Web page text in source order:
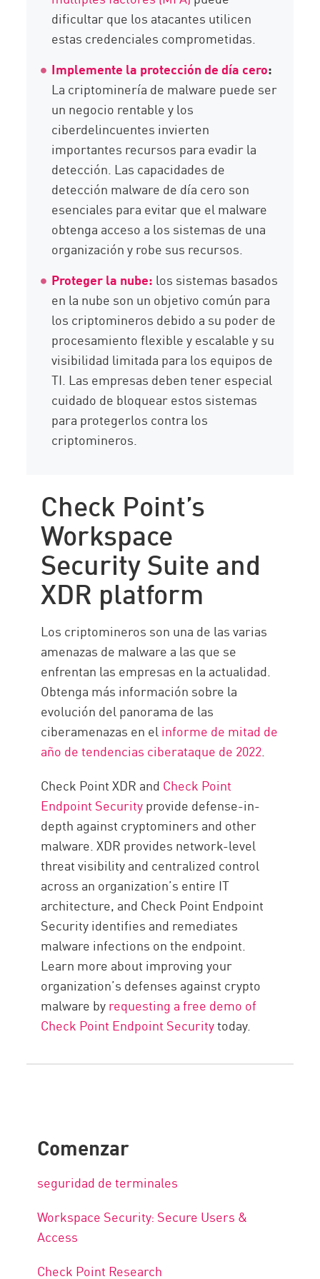
dificultar que los atacantes utilicen
estas credenciales comprometidas.
Implemente la protección de día cero:
La criptominería de malware puede ser
un negocio rentable y los
ciberdelincuentes invierten
importantes recursos para evadir la
detección. Las capacidades de
detección malware de día cero son
esenciales para evitar que el malware
obtenga acceso a los sistemas de una
organización y robe sus recursos.
Proteger la nube: los sistemas basados
en la nube son un objetivo común para
los criptomineros debido a su poder de
procesamiento flexible y escalable y su
visibilidad limitada para los equipos de
TI. Las empresas deben tener especial
cuidado de bloquear estos sistemas
para protegerlos contra los
criptomineros.
Check Point’s
Workspace
Security Suite and
XDR platform
Los criptomineros son una de las varias
amenazas de malware a las que se
enfrentan las empresas en la actualidad.
Obtenga más información sobre la
evolución del panorama de las
ciberamenazas en elinforme de mitad de
año de tendencias ciberataque de 2022.
Check Point XDR and Check Point
Endpoint Securityprovide defense-in-
depth against cryptominers and other
malware. XDR provides network-level
threat visibility and centralized control
across an organization’s entire IT
architecture, and Check Point Endpoint
Security identifies and remediates
malware infections on the endpoint.
Learn more about improving your
organization’s defenses against crypto
malware byrequesting a free demo of
Check Point Endpoint Securitytoday.
Comenzar
seguridad de terminales
Workspace Security: Secure Users &
Access
Check Point Research